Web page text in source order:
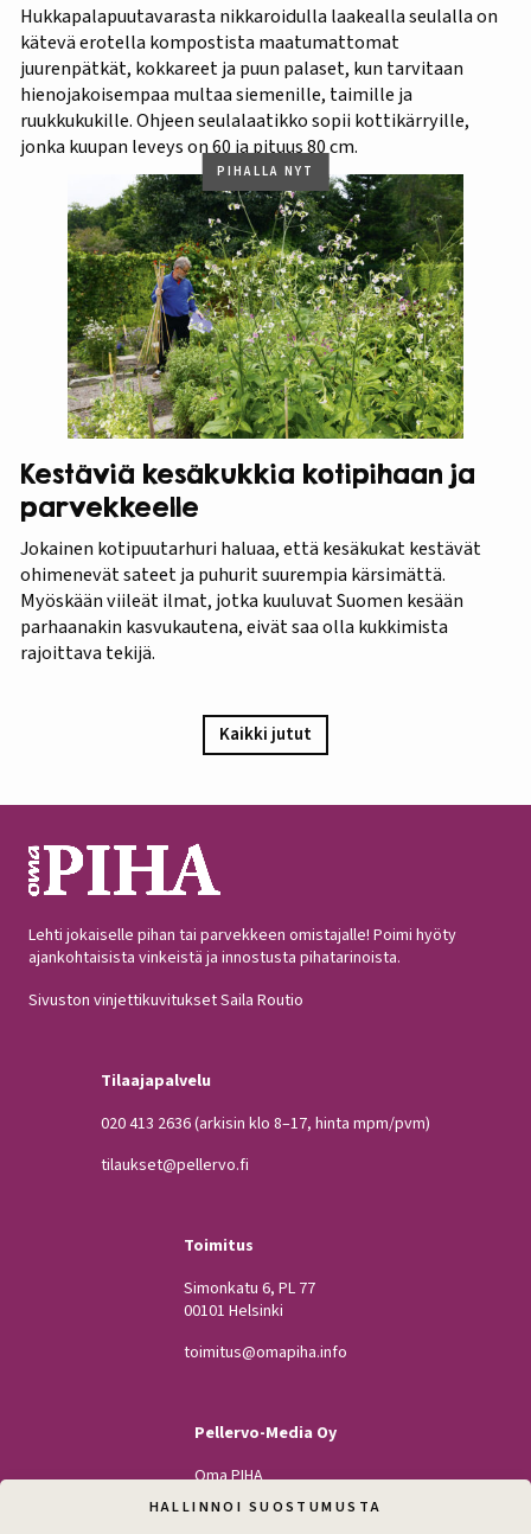
HALLINNOI SUOSTUMUSTA
Hukkapalapuutavarasta nikkaroidulla laakealla seulalla on
kätevä erotella kompostista maatumattomat
juurenpätkät, kokkareet ja puun palaset, kun tarvitaan
hienojakoisempaa multaa siemenille, taimille ja
ruukkukukille. Ohjeen seulalaatikko sopii kottikärryille,
jonka kuupan leveys on 60 ja pituus 80 cm.
PIHALLA NYT
Kestäviä kesäkukkia kotipihaan ja
parvekkeelle
Jokainen kotipuutarhuri haluaa, että kesäkukat kestävät
ohimenevät sateet ja puhurit suurempia kärsimättä.
Myöskään viileät ilmat, jotka kuuluvat Suomen kesään
parhaanakin kasvukautena, eivät saa olla kukkimista
rajoittava tekijä.
Kaikki jutut
Lehti jokaiselle pihan tai parvekkeen omistajalle! Poimi hyöty
ajankohtaisista vinkeistä ja innostusta pihatarinoista.
Sivuston vinjettikuvitukset Saila Routio
Tilaajapalvelu
020 413 2636(arkisin klo 8–17, hinta mpm/pvm)
tilaukset@pellervo.fi
Toimitus
Simonkatu 6, PL 77
00101 Helsinki
toimitus@omapiha.info
Pellervo-Media Oy
Oma PIHA
Kodin Pellervo